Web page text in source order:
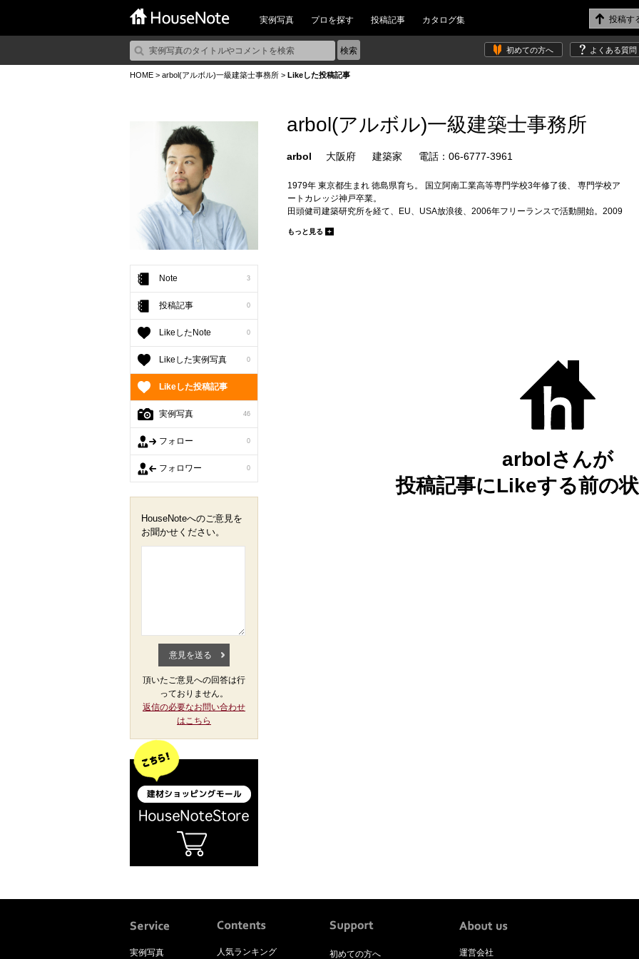
実例写真 プロを探す 投稿記事 カタログ集
初めての方へ よくある質問
HOME > arbol(アルボル)一級建築士事務所 > Likeした投稿記事
Note 3
投稿記事 0
LikeしたNote 0
Likeした実例写真 0
Likeした投稿記事
実例写真 46
フォロー 0
フォロワー 0
HouseNoteへのご意見を
お聞かせください。
頂いたご意見への回答は行
っておりません。
返信の必要なお問い合わせ
はこちら
arbol(アルボル)一級建築士事務所
arbol 大阪府 建築家 電話：06-6777-3961
1979年 東京都生まれ 徳島県育ち。 国立阿南工業高等専門学校3年修了後、 専門学校ア
ートカレッジ神戸卒業。
田頭健司建築研究所を経て、EU、USA放浪後、2006年フリーランスで活動開始。2009
もっと見る +
arbolさんが
投稿記事にLikeする前の状
実例写真 人気ランキング 初めての方へ 運営会社